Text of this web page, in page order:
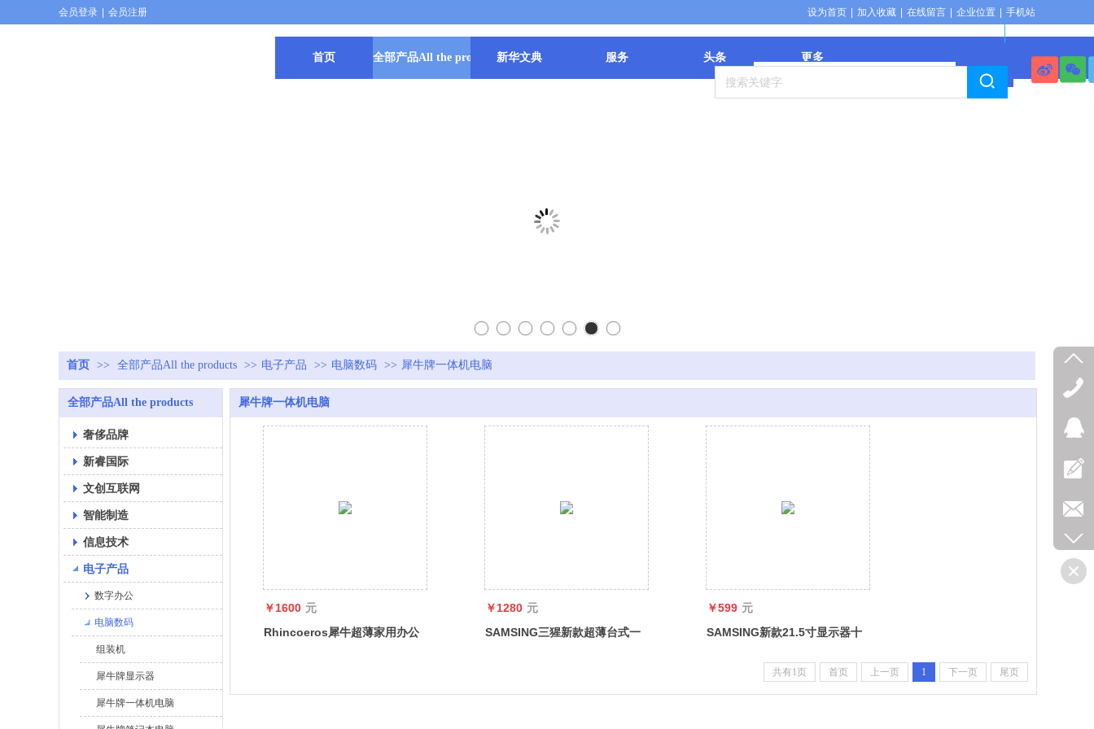
搜索
首页 全部产品All the products新华文典 服务 头条 更多
会员登录 会员注册 设为首页 加入收藏 在线留言 企业位置 手机站
首页 >> 全部产品All the products >> 电子产品 >> 电脑数码 >> 犀牛牌一体机电脑
全部产品All the products
奢侈品牌
新睿国际
文创互联网
智能制造
信息技术
电子产品
数字办公
电脑数码
组装机
犀牛牌显示器
犀牛牌一体机电脑
犀牛牌一体机电脑
￥1600 元
Rhincoeros犀牛超薄家用办公
￥1280 元
SAMSING三猩新款超薄台式一
￥599 元
SAMSING新款21.5寸显示器十
共有1页 首页 上一页 1 下一页 尾页